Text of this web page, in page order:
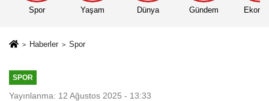
Spor Yaşam Dünya Gündem
Haberler Spor
SPOR
Yayınlanma: 12 Ağustos 2025 - 13:33